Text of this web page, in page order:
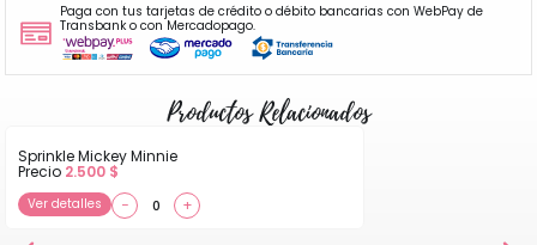
Paga con tus tarjetas de crédito o débito bancarias con WebPay de
Transbank o con Mercadopago.
Productos Relacionados
Sprinkle Mickey Minnie
Precio 2.500 $
Ver detalles − +